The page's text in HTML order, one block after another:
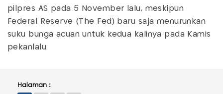
pilpres AS pada 5 November lalu, meskipun
Federal Reserve (The Fed) baru saja menurunkan
suku bunga acuan untuk kedua kalinya pada Kamis
pekanlalu.
Halaman :